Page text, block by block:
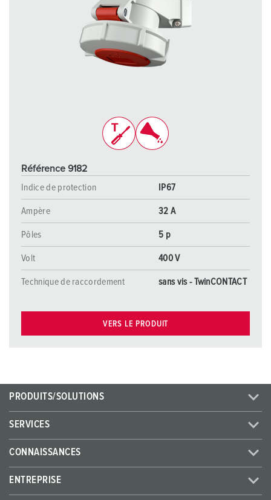
Référence 9182
Indice de protection
IP67
Ampère 32 A
Pôles 5 p
Volt 400 V
Technique de raccordement sans vis - TwinCONTACT
VERS LE PRODUIT
PRODUITS/SOLUTIONS
SERVICES
CONNAISSANCES
ENTREPRISE